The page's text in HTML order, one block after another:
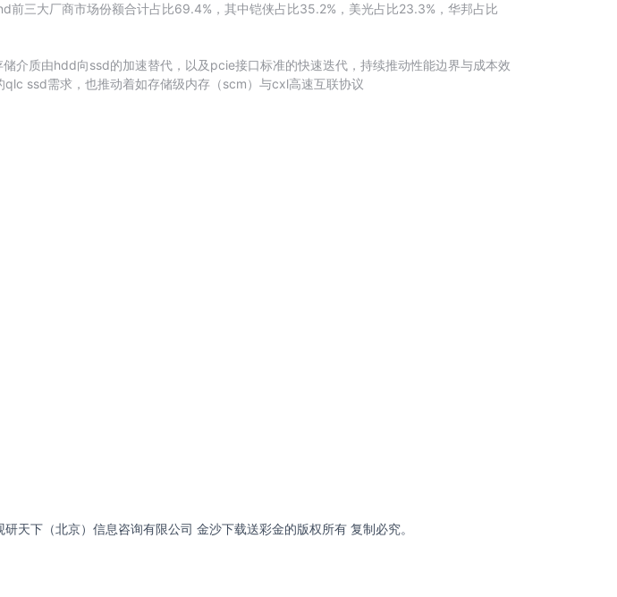
三大厂商市场份额合计占比69.4%，其中铠侠占比35.2%，美光占比23.3%，华邦占比
介质由hdd向ssd的加速替代，以及pcie接口标准的快速迭代，持续推动性能边界与成本效
ssd需求，也推动着如存储级内存（scm）与cxl高速互联协议
下（北京）信息咨询有限公司 金沙下载送彩金的版权所有 复制必究。